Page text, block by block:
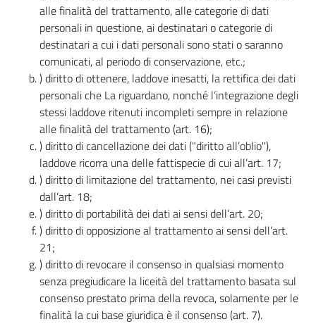
alle finalità del trattamento, alle categorie di dati
personali in questione, ai destinatari o categorie di
destinatari a cui i dati personali sono stati o saranno
comunicati, al periodo di conservazione, etc.;
) diritto di ottenere, laddove inesatti, la rettifica dei dati
personali che La riguardano, nonché l’integrazione degli
stessi laddove ritenuti incompleti sempre in relazione
alle finalità del trattamento (art. 16);
) diritto di cancellazione dei dati ("diritto all’oblio"),
laddove ricorra una delle fattispecie di cui all’art. 17;
) diritto di limitazione del trattamento, nei casi previsti
dall’art. 18;
) diritto di portabilità dei dati ai sensi dell’art. 20;
) diritto di opposizione al trattamento ai sensi dell’art.
21;
) diritto di revocare il consenso in qualsiasi momento
senza pregiudicare la liceità del trattamento basata sul
consenso prestato prima della revoca, solamente per le
finalità la cui base giuridica è il consenso (art. 7).